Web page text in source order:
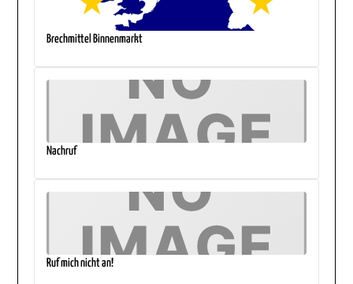
Brechmittel Binnenmarkt
Nachruf
Ruf mich nicht an!